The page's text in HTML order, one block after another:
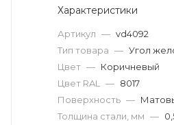
Характеристики
Артикул — vd4092
Тип товара — Угол
Цвет — Коричневый
Цвет RAL
— 8017
Поверхность —
Толщина стали, мм —